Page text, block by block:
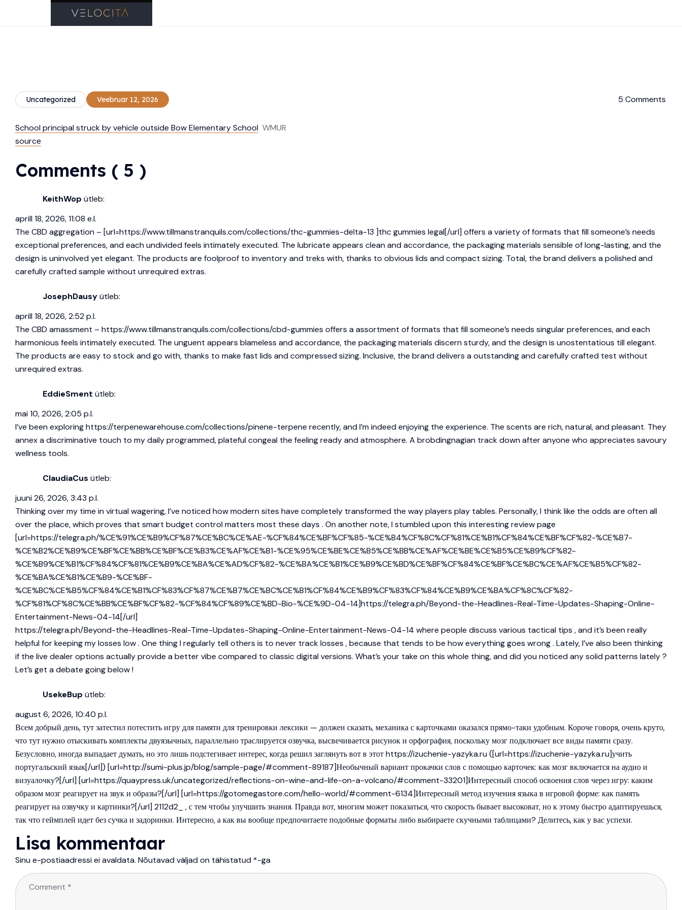
Uncategorized Veebruar 12, 2026 5 Comments
School principal struck by vehicle outside Bow Elementary School WMUR
source
Comments ( 5 )
KeithWop ütleb:
aprill 18, 2026, 11:08 e.l.
The CBD aggregation – [url=https://www.tillmanstranquils.com/collections/thc-gummies-delta-13 ]thc gummies legal[/url] offers a variety of formats that fill someone’s needs
exceptional preferences, and each undivided feels intimately executed. The lubricate appears clean and accordance, the packaging materials sensible of long-lasting, and the
design is uninvolved yet elegant. The products are foolproof to inventory and treks with, thanks to obvious lids and compact sizing. Total, the brand delivers a polished and
carefully crafted sample without unrequired extras.
JosephDausyütleb:
aprill 18, 2026, 2:52 p.l.
The CBD amassment – https://www.tillmanstranquils.com/collections/cbd-gummies offers a assortment of formats that fill someone’s needs singular preferences, and each
harmonious feels intimately executed. The unguent appears blameless and accordance, the packaging materials discern sturdy, and the design is unostentatious till elegant.
The products are easy to stock and go with, thanks to make fast lids and compressed sizing. Inclusive, the brand delivers a outstanding and carefully crafted test without
unrequired extras.
EddieSment ütleb:
mai 10, 2026, 2:05 p.l.
I’ve been exploringhttps://terpenewarehouse.com/collections/pinene-terpene recently, and I’m indeed enjoying the experience. The scents are rich, natural, and pleasant. They
annex a discriminative touch to my daily programmed, plateful congeal the feeling ready and atmosphere. A brobdingnagian track down after anyone who appreciates savoury
wellness tools.
ClaudiaCus ütleb:
juuni 26, 2026, 3:43 p.l.
Thinking over my time in virtual wagering, I’ve noticed how modern sites have completely transformed the way players play tables. Personally, I think like the odds are often all
over the place, which proves that smart budget control matters most these days . On another note, I stumbled upon this interesting review page
[url=https://telegra.ph/%CE%91%CE%B9%CF%87%CE%BC%CE%AE-%CF%84%CE%BF%CF%85-%CE%B4%CF%8C%CF%81%CE%B1%CF%84%CE%BF%CF%82-%CE%B7-
%CE%B2%CE%B9%CE%BF%CE%BB%CE%BF%CE%B3%CE%AF%CE%B1-%CE%95%CE%BE%CE%B5%CE%BB%CE%AF%CE%BE%CE%B5%CE%B9%CF%82-
%CE%B9%CE%B1%CF%84%CF%81%CE%B9%CE%BA%CE%AD%CF%82-%CE%BA%CE%B1%CE%B9%CE%BD%CE%BF%CF%84%CE%BF%CE%BC%CE%AF%CE%B5%CF%82-
%CE%BA%CE%B1%CE%B9-%CE%BF-
%CE%BC%CE%B5%CF%84%CE%B1%CF%83%CF%87%CE%B7%CE%BC%CE%B1%CF%84%CE%B9%CF%83%CF%84%CE%B9%CE%BA%CF%8C%CF%82-
%CF%81%CF%8C%CE%BB%CE%BF%CF%82-%CF%84%CF%89%CE%BD-Bio-%CE%9D-04-14]https://telegra.ph/Beyond-the-Headlines-Real-Time-Updates-Shaping-Online-
Entertainment-News-04-14[/url]
https://telegra.ph/Beyond-the-Headlines-Real-Time-Updates-Shaping-Online-Entertainment-News-04-14 where people discuss various tactical tips , and it’s been really
helpful for keeping my losses low . One thing I regularly tell others is to never track losses , because that tends to be how everything goes wrong . Lately, I’ve also been thinking
if the live dealer options actually provide a better vibe compared to classic digital versions. What’s your take on this whole thing, and did you noticed any solid patterns lately ?
Let’s get a debate going below !
UsekeBup ütleb:
august 6, 2026, 10:40 p.l.
Всем добрый день, тут затестил потестить игру для памяти для тренировки лексики — должен сказать, механика с карточками оказался прямо-таки удобным. Короче говоря, очень круто,
что тут нужно отыскивать комплекты двуязычных, параллельно траслируется озвучка, высвечивается рисунок и орфография, поскольку мозг подключает все виды памяти сразу.
Безусловно, иногда выпадает думать, но это лишь подстегивает интерес, когда решил заглянуть вот в этотhttps://izuchenie-yazyka.ru([url=https://izuchenie-yazyka.ru]учить
португальский язык[/url]) [url=http://sumi-plus.jp/blog/sample-page/#comment-89187]Необычный вариант прокачки слов с помощью карточек: как мозг включается на аудио и
визуалочку?[/url] [url=https://quaypress.uk/uncategorized/reflections-on-wine-and-life-on-a-volcano/#comment-33201]Интересный способ освоения слов через игру: каким
образом мозг реагирует на звук и образы?[/url] [url=https://gotomegastore.com/hello-world/#comment-6134]Интересный метод изучения языка в игровой форме: как память
реагирует на озвучку и картинки?[/url] 2112d2_ , с тем чтобы улучшить знания. Правда вот, многим может показаться, что скорость бывает высоковат, но к этому быстро адаптируешься,
так что геймплей идет без сучка и задоринки. Интересно, а как вы вообще предпочитаете подобные форматы либо выбираете скучными таблицами? Делитесь, как у вас успехи.
Lisa kommentaar
Sinu e-postiaadressi ei avaldata. Nõutavad väljad on tähistatud *-ga